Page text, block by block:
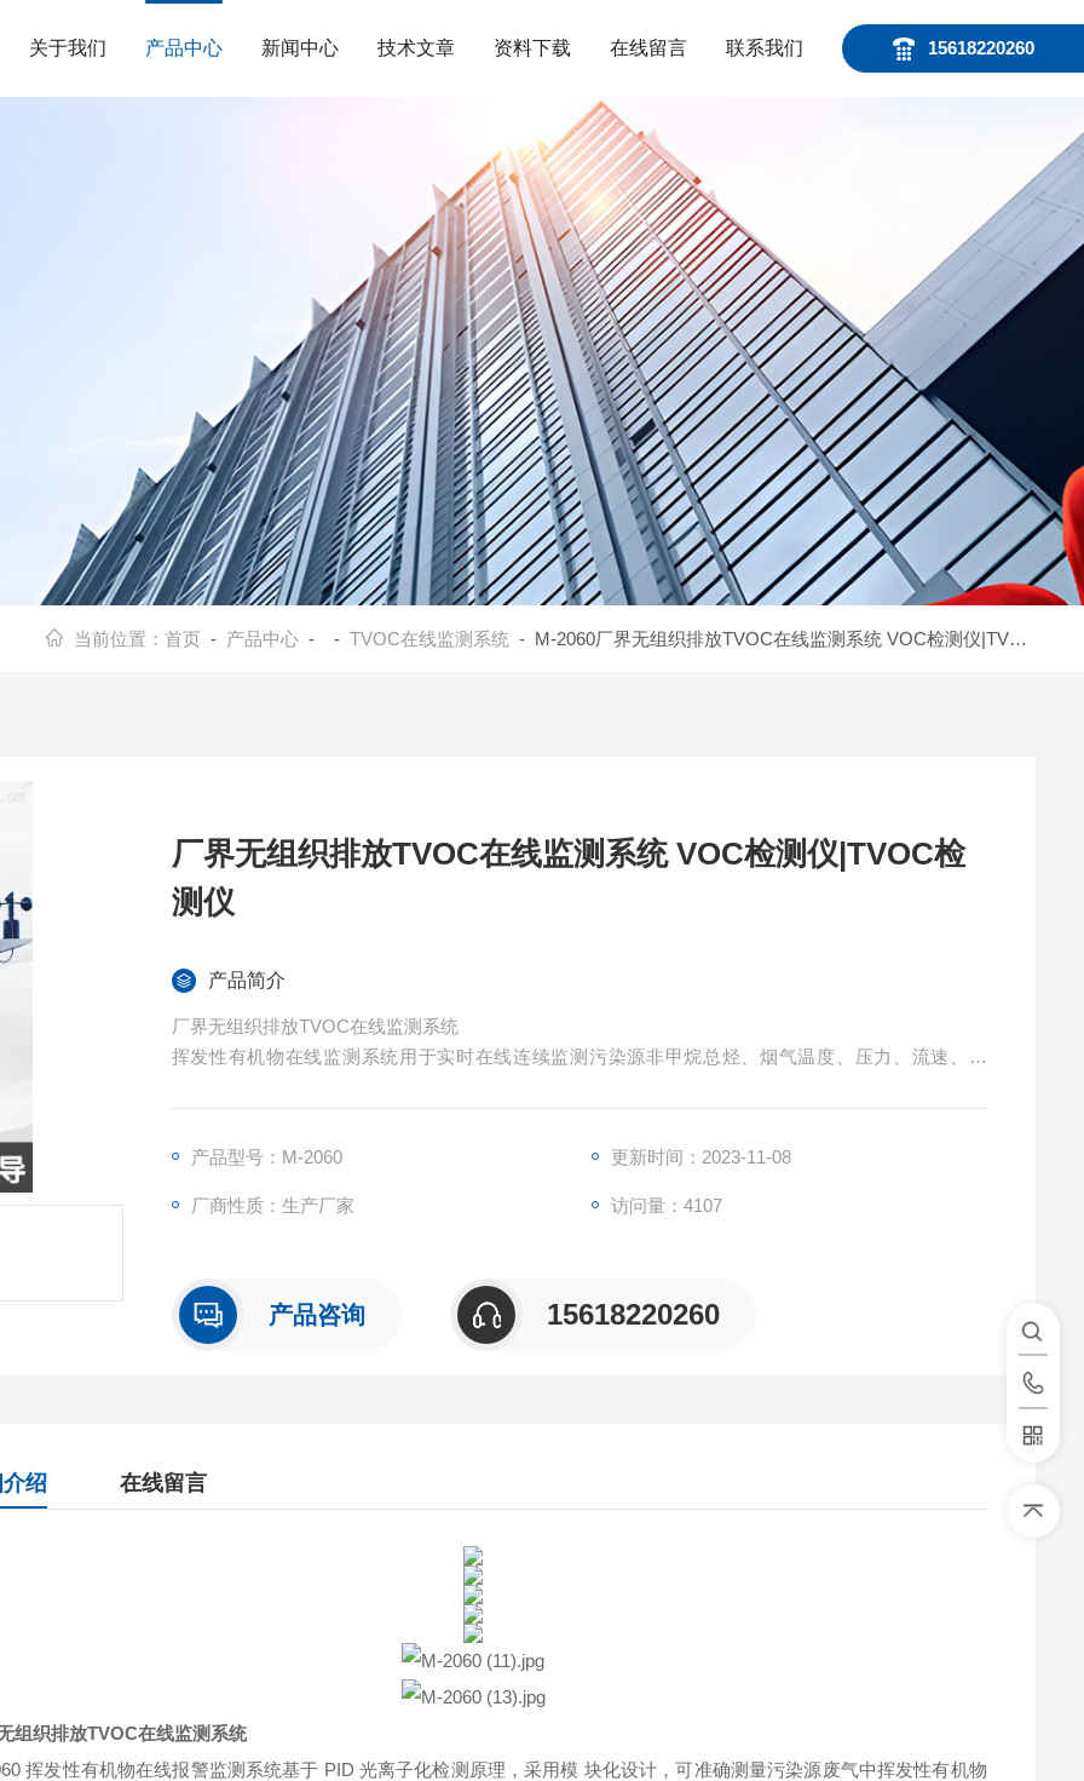
15618220260
关于我们 产品中心 新闻中心 技术文章 资料下载 在线留言 联系我们
当前位置： 首页 - 产品中心- - TVOC在线监测系统 - M-2060厂界无组织排放TVOC在线监测系统 VOC检测仪|TVOC检测仪
厂界无组织排放TVOC在线监测系统 VOC检测仪|TVOC检
测仪
产品简介
厂界无组织排放TVOC在线监测系统
挥发性有机物在线监测系统用于实时在线连续监测污染源非甲烷总烃、烟气温度、压力、流速、湿
产品型号：M-2060
更新时间：2023-11-08
厂商性质：生产厂家 访问量：4107
产品咨询 15618220260
绍 在线留言
组织排放TVOC在线监测系统
挥发性有机物在线报警监测系统基于 PID 光离子化检测原理，采用模 块化设计，可准确测量污染源废气中挥发性有机物